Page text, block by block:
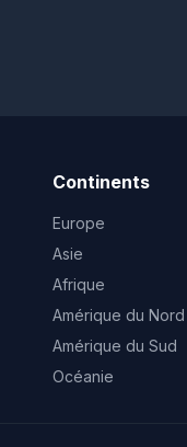
Continents
Europe
Asie
Afrique
Amérique du Nord
Amérique du Sud
Océanie